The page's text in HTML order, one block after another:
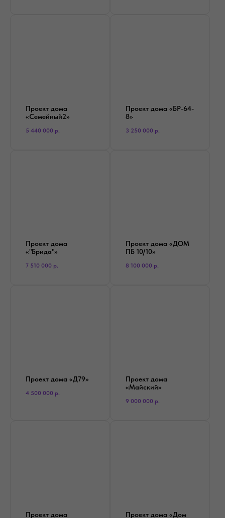
Проект дома
«Семейный2»
5 440 000 р.
Проект дома «БР-64-
8»
3 250 000 р.
Проект дома
«"Брида"»
7 510 000 р.
Проект дома «ДОМ
ПБ 10/10»
8 100 000 р.
Проект дома «Д79»
4 500 000 р.
Проект дома
«Майский»
9 000 000 р.
Проект дома Проект дома «Дом